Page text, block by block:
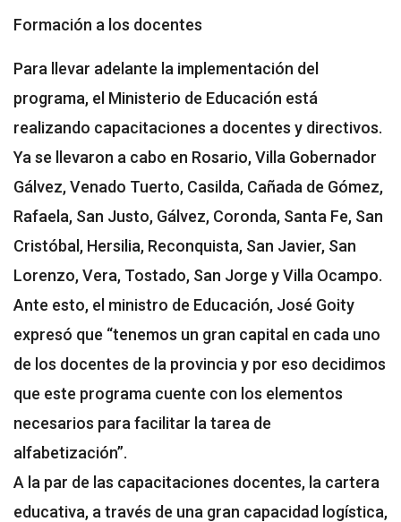
Formación a los docentes
Para llevar adelante la implementación del
programa, el Ministerio de Educación está
realizando capacitaciones a docentes y directivos.
Ya se llevaron a cabo en Rosario, Villa Gobernador
Gálvez, Venado Tuerto, Casilda, Cañada de Gómez,
Rafaela, San Justo, Gálvez, Coronda, Santa Fe, San
Cristóbal, Hersilia, Reconquista, San Javier, San
Lorenzo, Vera, Tostado, San Jorge y Villa Ocampo.
Ante esto, el ministro de Educación, José Goity
expresó que “tenemos un gran capital en cada uno
de los docentes de la provincia y por eso decidimos
que este programa cuente con los elementos
necesarios para facilitar la tarea de
alfabetización”.
A la par de las capacitaciones docentes, la cartera
educativa, a través de una gran capacidad logística,